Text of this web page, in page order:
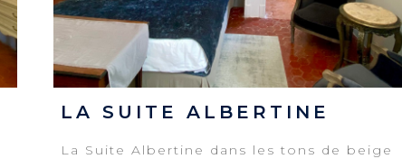
LA SUITE ALBERTINE
La Suite Albertine dans les tons de beige